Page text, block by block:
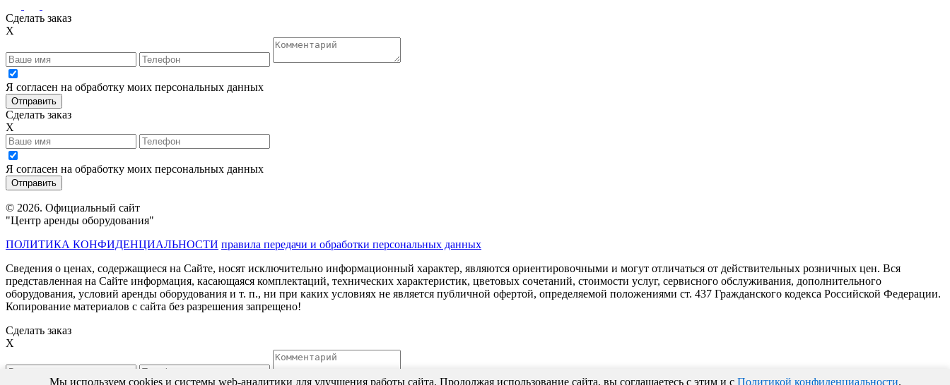
Сделать заказ
X
Я согласен на обработку моих персональных данных
Сделать заказ
X
Я согласен на обработку моих персональных данных
© 2026. Официальный сайт
"Центр аренды оборудования"
ПОЛИТИКА КОНФИДЕНЦИАЛЬНОСТИ правила передачи и обработки персональных данных
Сведения о ценах, содержащиеся на Сайте, носят исключительно информационный характер, являются ориентировочными и могут отличаться от действительных розничных цен. Вся
представленная на Сайте информация, касающаяся комплектаций, технических характеристик, цветовых сочетаний, стоимости услуг, сервисного обслуживания, дополнительного
оборудования, условий аренды оборудования и т. п., ни при каких условиях не является публичной офертой, определяемой положениями ст. 437 Гражданского кодекса Российской Федерации.
Копирование материалов с сайта без разрешения запрещено!
Сделать заказ
X
Мы используем cookies и системы web-аналитики для улучшения работы сайта. Продолжая использование сайта, вы соглашаетесь с этим и с Политикой конфиденциальности.